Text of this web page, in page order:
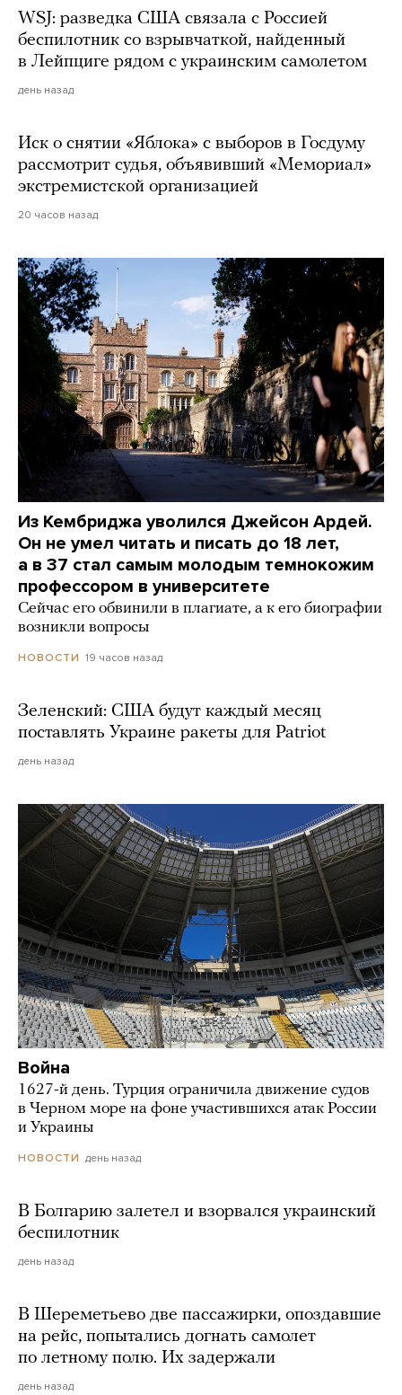
WSJ: разведка США связала с Россией
беспилотник со взрывчаткой, найденный
в Лейпциге рядом с украинским самолетом
день назад
Иск о снятии «Яблока» с выборов в Госдуму
рассмотрит судья, объявивший «Мемориал»
экстремистской организацией
20 часов назад
Из Кембриджа уволился Джейсон Ардей.
Он не умел читать и писать до 18 лет,
а в 37 стал самым молодым темнокожим
профессором в университете
Сейчас его обвинили в плагиате, а к его биографии
возникли вопросы
НОВОСТИ 19 часов назад
Зеленский: США будут каждый месяц
поставлять Украине ракеты для Patriot
день назад
Война
1627-й день. Турция ограничила движение судов
в Черном море на фоне участившихся атак России
и Украины
НОВОСТИ день назад
В Болгарию залетел и взорвался украинский
беспилотник
день назад
В Шереметьево две пассажирки, опоздавшие
на рейс, попытались догнать самолет
по летному полю. Их задержали
день назад